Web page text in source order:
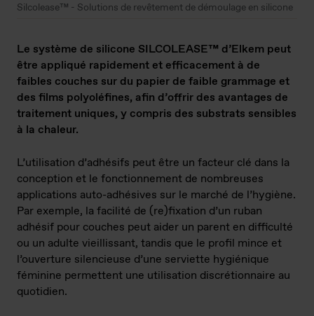
Silcolease™ - Solutions de revêtement de démoulage en silicone
Le système de silicone SILCOLEASE™ d’Elkem peut
être appliqué rapidement et efficacement à de
faibles couches sur du papier de faible grammage et
des films polyoléfines, afin d’offrir des avantages de
traitement uniques, y compris des substrats sensibles
à la chaleur.
L’utilisation d’adhésifs peut être un facteur clé dans la
conception et le fonctionnement de nombreuses
applications auto-adhésives sur le marché de l’hygiène.
Par exemple, la facilité de (re)fixation d’un ruban
adhésif pour couches peut aider un parent en difficulté
ou un adulte vieillissant, tandis que le profil mince et
l’ouverture silencieuse d’une serviette hygiénique
féminine permettent une utilisation discrétionnaire au
quotidien.